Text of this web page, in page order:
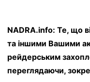
NADRA.info: Те, що
та іншими Вашими
рейдерським
переглядаючи,